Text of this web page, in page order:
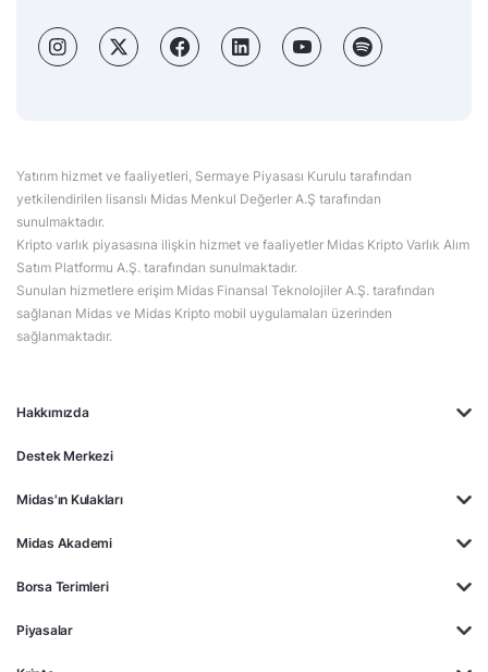
Hakkımızda
Destek Merkezi
Midas'ın Kulakları
Midas Akademi
Borsa Terimleri
Piyasalar
Yatırım hizmet ve faaliyetleri, Sermaye Piyasası Kurulu tarafından
yetkilendirilen lisanslı Midas Menkul Değerler A.Ş tarafından
sunulmaktadır.
Kripto varlık piyasasına ilişkin hizmet ve faaliyetler Midas Kripto Varlık Alım
Satım Platformu A.Ş. tarafından sunulmaktadır.
Sunulan hizmetlere erişim Midas Finansal Teknolojiler A.Ş. tarafından
sağlanan Midas ve Midas Kripto mobil uygulamaları üzerinden
sağlanmaktadır.